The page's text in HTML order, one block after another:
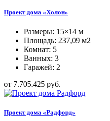
Проект дома «Холон»
Размеры: 15×14 м
Площадь: 237,09 м2
Комнат: 5
Ванных: 3
Гаражей: 2
от 7.705.425 руб.
Проект дома «Радфорд»